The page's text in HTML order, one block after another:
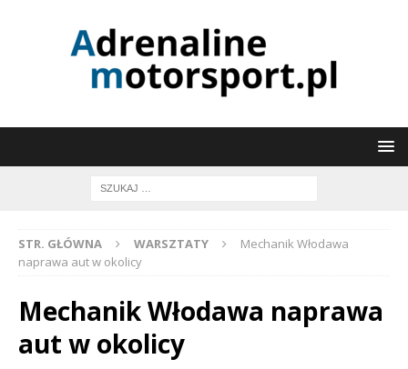
STR. GŁÓWNA WARSZTATY
Mechanik Włodawa
naprawa aut w okolicy
Mechanik Włodawa naprawa
aut w okolicy